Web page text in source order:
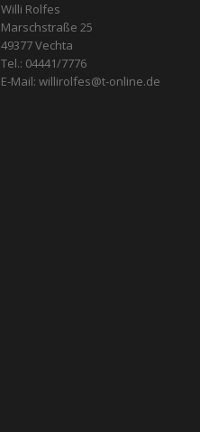
Willi Rolfes
Marschstraße 25
49377 Vechta
Tel.: 04441/7776
E-Mail: willirolfes@t-online.de